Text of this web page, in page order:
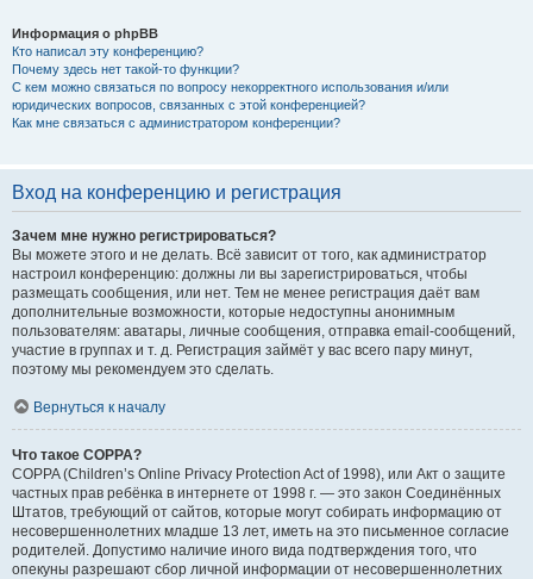
Информация о phpBB
Кто написал эту конференцию?
Почему здесь нет такой-то функции?
С кем можно связаться по вопросу некорректного использования и/или
юридических вопросов, связанных с этой конференцией?
Как мне связаться с администратором конференции?
Вход на конференцию и регистрация
Зачем мне нужно регистрироваться?
Вы можете этого и не делать. Всё зависит от того, как администратор
настроил конференцию: должны ли вы зарегистрироваться, чтобы
размещать сообщения, или нет. Тем не менее регистрация даёт вам
дополнительные возможности, которые недоступны анонимным
пользователям: аватары, личные сообщения, отправка email-сообщений,
участие в группах и т. д. Регистрация займёт у вас всего пару минут,
поэтому мы рекомендуем это сделать.
Вернуться к началу
Что такое COPPA?
COPPA (Children’s Online Privacy Protection Act of 1998), или Акт о защите
частных прав ребёнка в интернете от 1998 г. — это закон Соединённых
Штатов, требующий от сайтов, которые могут собирать информацию от
несовершеннолетних младше 13 лет, иметь на это письменное согласие
родителей. Допустимо наличие иного вида подтверждения того, что
опекуны разрешают сбор личной информации от несовершеннолетних